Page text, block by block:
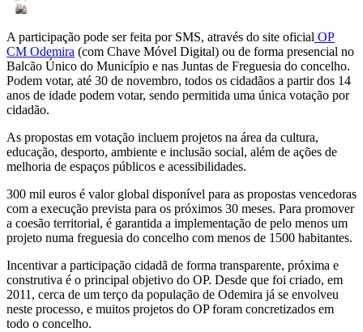
A participação pode ser feita por SMS, através do site oficial OP
CM Odemira (com Chave Móvel Digital) ou de forma presencial no
Balcão Único do Município e nas Juntas de Freguesia do concelho.
Podem votar, até 30 de novembro, todos os cidadãos a partir dos 14
anos de idade podem votar, sendo permitida uma única votação por
cidadão.
As propostas em votação incluem projetos na área da cultura,
educação, desporto, ambiente e inclusão social, além de ações de
melhoria de espaços públicos e acessibilidades.
300 mil euros é valor global disponível para as propostas vencedoras
com a execução prevista para os próximos 30 meses. Para promover
a coesão territorial, é garantida a implementação de pelo menos um
projeto numa freguesia do concelho com menos de 1500 habitantes.
Incentivar a participação cidadã de forma transparente, próxima e
construtiva é o principal objetivo do OP. Desde que foi criado, em
2011, cerca de um terço da população de Odemira já se envolveu
neste processo, e muitos projetos do OP foram concretizados em
todo o concelho.